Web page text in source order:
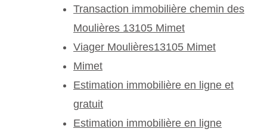
Transaction immobilière chemin des
Moulières 13105 Mimet
Viager Moulières13105 Mimet
Mimet
Estimation immobilière en ligne et
gratuit
Estimation immobilière en ligne